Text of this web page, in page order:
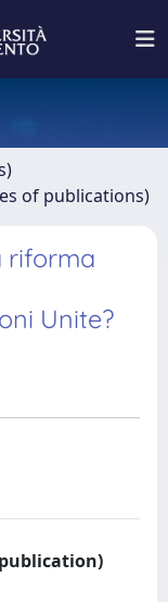
of publications)
riforma
Unite?